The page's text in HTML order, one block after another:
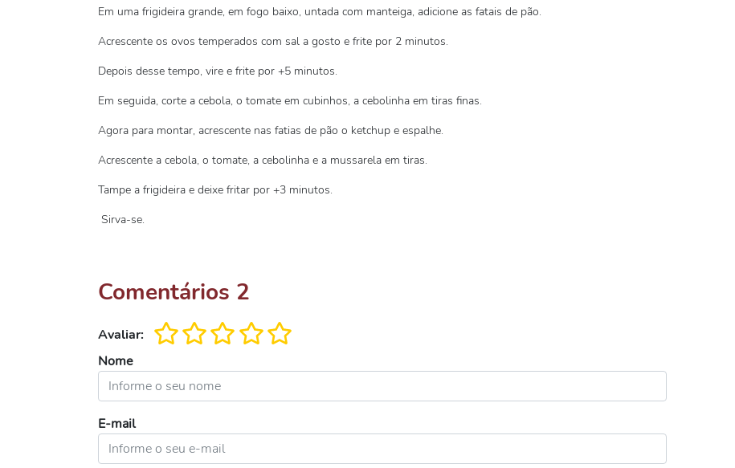
Em uma frigideira grande, em fogo baixo, untada com manteiga, adicione as fatais de pão.
Acrescente os ovos temperados com sal a gosto e frite por 2 minutos.
Depois desse tempo, vire e frite por +5 minutos.
Em seguida, corte a cebola, o tomate em cubinhos, a cebolinha em tiras finas.
Agora para montar, acrescente nas fatias de pão o ketchup e espalhe.
Acrescente a cebola, o tomate, a cebolinha e a mussarela em tiras.
Tampe a frigideira e deixe fritar por +3 minutos.
Sirva-se.
Comentários 2
Avaliar:
Nome
E-mail